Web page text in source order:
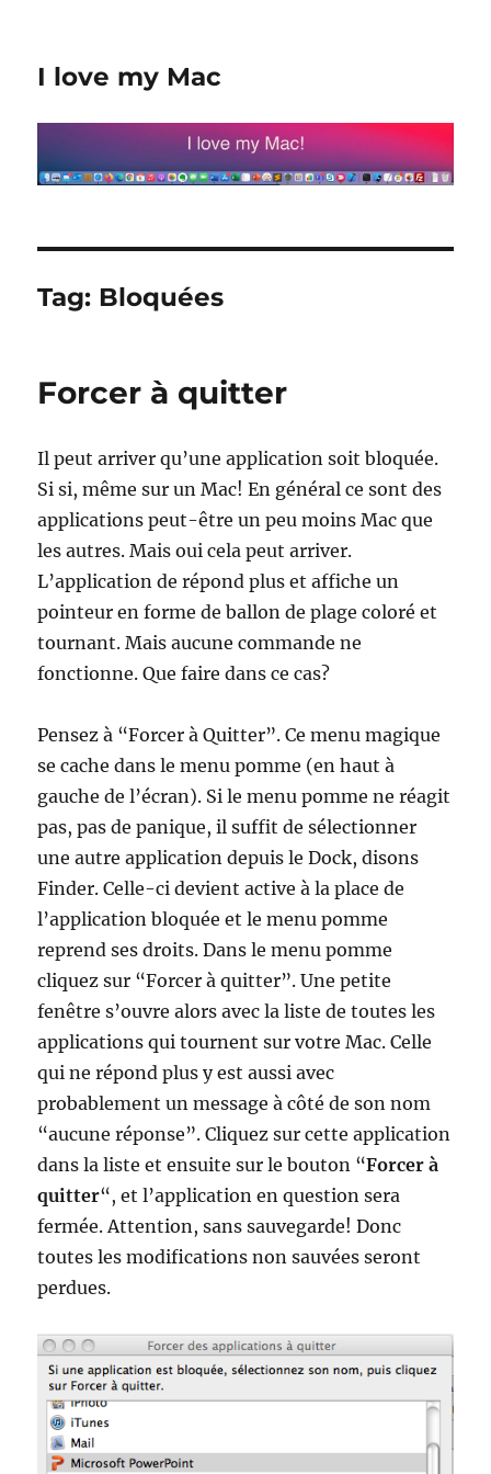
I love my Mac
Tag: Bloquées
Forcer à quitter
Il peut arriver qu’une application soit bloquée.
Si si, même sur un Mac! En général ce sont des
applications peut-être un peu moins Mac que
les autres. Mais oui cela peut arriver.
L’application de répond plus et affiche un
pointeur en forme de ballon de plage coloré et
tournant. Mais aucune commande ne
fonctionne. Que faire dans ce cas?
Pensez à “Forcer à Quitter”. Ce menu magique
se cache dans le menu pomme (en haut à
gauche de l’écran). Si le menu pomme ne réagit
pas, pas de panique, il suffit de sélectionner
une autre application depuis le Dock, disons
Finder. Celle-ci devient active à la place de
l’application bloquée et le menu pomme
reprend ses droits. Dans le menu pomme
cliquez sur “Forcer à quitter”. Une petite
fenêtre s’ouvre alors avec la liste de toutes les
applications qui tournent sur votre Mac. Celle
qui ne répond plus y est aussi avec
probablement un message à côté de son nom
“aucune réponse”. Cliquez sur cette application
dans la liste et ensuite sur le bouton “Forcer à
quitter“, et l’application en question sera
fermée. Attention, sans sauvegarde! Donc
toutes les modifications non sauvées seront
perdues.